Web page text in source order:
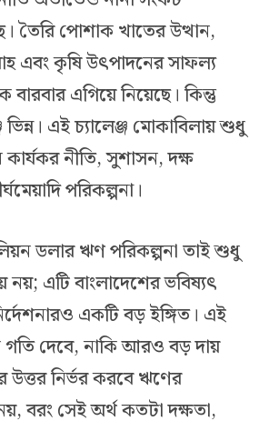
তৈরি পোশাক খাতের উত্থান,
এবং কৃষি উৎপাদনের সাফল্য
বারবার এগিয়ে নিয়েছে। কিন্তু
এই চ্যালেঞ্জ মোকাবিলায় শুধু
নীতি, সুশাসন, দক্ষ
পরিকল্পনা।
ডলার ঋণ পরিকল্পনা তাই শুধু
নয়; এটি বাংলাদেশের ভবিষ্যৎ
একটি বড় ইঙ্গিত। এই
দেবে, নাকি আরও বড় দায়
নির্ভর করবে ঋণের
বরং সেই অর্থ কতটা দক্ষতা,